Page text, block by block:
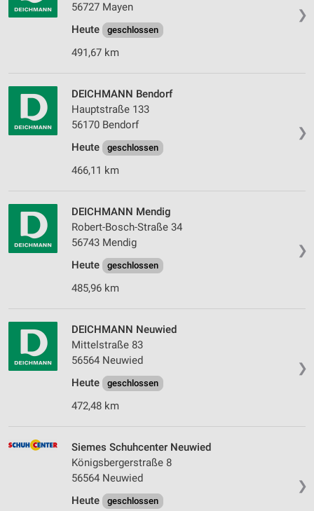
❯
56727 Mayen
Heute
geschlossen
491,67 km
❯
DEICHMANN Bendorf
Hauptstraße 133
56170 Bendorf
Heute
geschlossen
466,11 km
❯
DEICHMANN Mendig
Robert-Bosch-Straße 34
56743 Mendig
Heute
geschlossen
485,96 km
❯
DEICHMANN Neuwied
Mittelstraße 83
56564 Neuwied
Heute
geschlossen
472,48 km
❯
Siemes Schuhcenter Neuwied
Königsbergerstraße 8
56564 Neuwied
Heute
geschlossen